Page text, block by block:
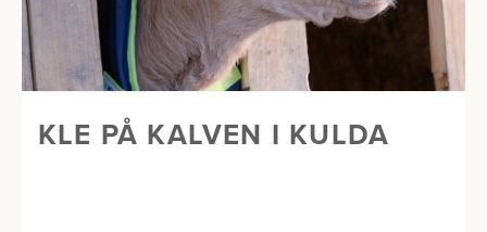
KLE PÅ KALVEN I KULDA